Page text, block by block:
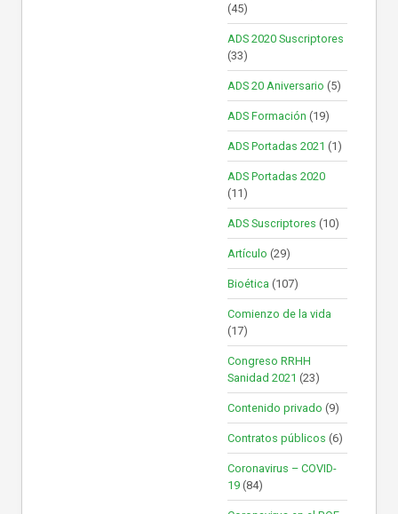
(45)
ADS 2020 Suscriptores
(33)
ADS 20 Aniversario (5)
ADS Formación (19)
ADS Portadas 2021 (1)
ADS Portadas 2020
(11)
ADS Suscriptores (10)
Artículo (29)
Bioética (107)
Comienzo de la vida
(17)
Congreso RRHH
Sanidad 2021 (23)
Contenido privado (9)
Contratos públicos (6)
Coronavirus – COVID-
19 (84)